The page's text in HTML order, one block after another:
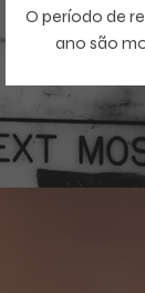
O período de
ano são
aprofundar o
dominam a